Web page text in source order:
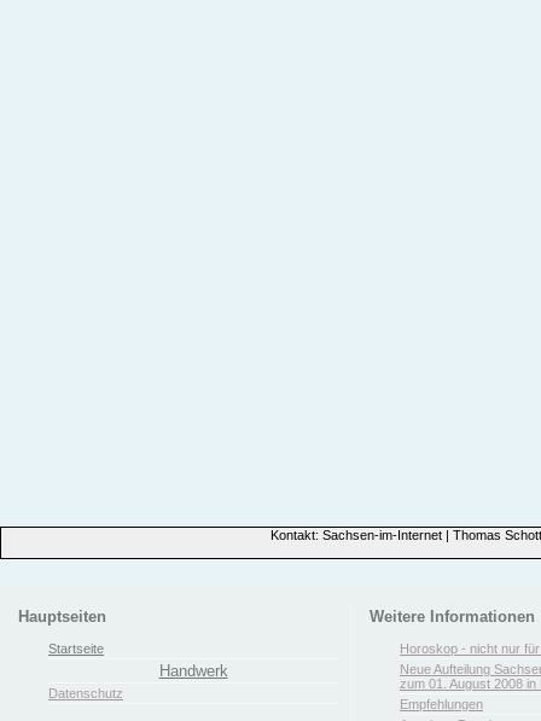
Kontakt: Sachsen-im-Internet | Thomas
Hauptseiten
Startseite
Handwerk
Datenschutz
Weitere Informationen
Horoskop - nicht nur
Neue Aufteilung
zum 01. August 2008 in
Empfehlungen